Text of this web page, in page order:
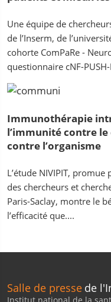
Une équipe de
de l’Inserm, de
cohorte ComPaRe -
questionnaire cNF-
Immunothérapie
l’immunité contre
contre l’organisme
L’étude NIVIPIT,
des chercheurs et
Paris-Saclay, montre le
l’efficacité que....
Salle de presse de